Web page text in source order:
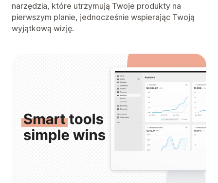
narzędzia, które utrzymują Twoje produkty na
pierwszym planie, jednocześnie wspierając Twoją
wyjątkową wizję.